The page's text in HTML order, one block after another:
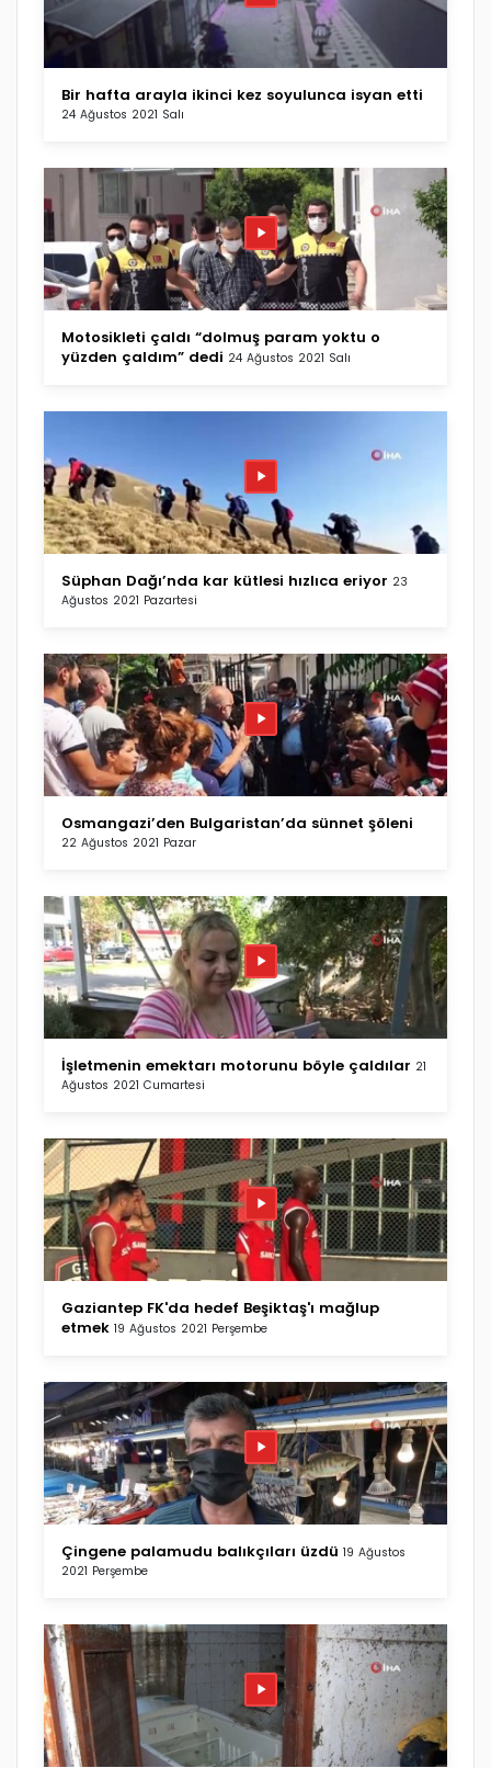
Bir hafta arayla ikinci kez soyulunca isyan etti
24 Ağustos 2021 Salı
Motosikleti çaldı “dolmuş param yoktu o
yüzden çaldım” dedi 24 Ağustos 2021 Salı
Süphan Dağı’nda kar kütlesi hızlıca eriyor 23
Ağustos 2021 Pazartesi
Osmangazi’den Bulgaristan’da sünnet şöleni
22 Ağustos 2021 Pazar
İşletmenin emektarı motorunu böyle çaldılar 21
Ağustos 2021 Cumartesi
Gaziantep FK'da hedef Beşiktaş'ı mağlup
etmek 19 Ağustos 2021 Perşembe
Çingene palamudu balıkçıları üzdü 19 Ağustos
2021 Perşembe